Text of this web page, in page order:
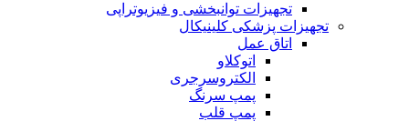
تجهیزات توانبخشی و فیزیوتراپی
تجهیزات پزشکی کلینیکال
اتاق عمل
اتوکلاو
الکتروسرجری
پمپ سرنگ
پمپ قلب